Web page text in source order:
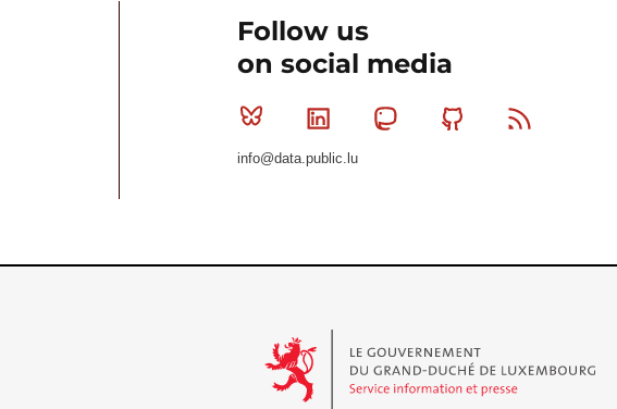
Follow us
on social media
Bluesky Linkedin MastodonGithub
info@data.public.lu